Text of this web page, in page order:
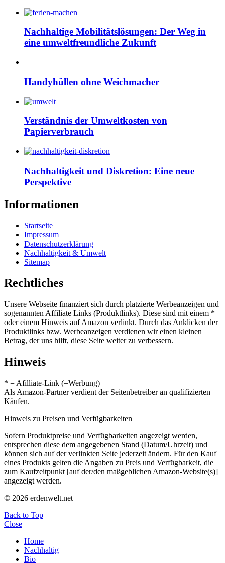
Nachhaltige Mobilitätslösungen: Der Weg in
eine umweltfreundliche Zukunft
Handyhüllen ohne Weichmacher
Verständnis der Umweltkosten von
Papierverbrauch
Nachhaltigkeit und Diskretion: Eine neue
Perspektive
Informationen
Startseite
Impressum
Datenschutzerklärung
Nachhaltigkeit & Umwelt
Sitemap
Rechtliches
Unsere Webseite finanziert sich durch platzierte Werbeanzeigen und
sogenannten Affiliate Links (Produktlinks). Diese sind mit einem *
oder einem Hinweis auf Amazon verlinkt. Durch das Anklicken der
Produktlinks bzw. Werbeanzeigen verdienen wir einen kleinen
Betrag, der uns hilft, diese Seite weiter zu verbessern.
Hinweis
* = Afilliate-Link (=Werbung)
Als Amazon-Partner verdient der Seitenbetreiber an qualifizierten
Käufen.
Hinweis zu Preisen und Verfügbarkeiten
Sofern Produktpreise und Verfügbarkeiten angezeigt werden,
entsprechen diese dem angegebenen Stand (Datum/Uhrzeit) und
können sich auf der verlinkten Seite jederzeit ändern. Für den Kauf
eines Produkts gelten die Angaben zu Preis und Verfügbarkeit, die
zum Kaufzeitpunkt [auf der/den maßgeblichen Amazon-Website(s)]
angezeigt werden.
© 2026 erdenwelt.net
Back to Top
Close
Home
Nachhaltig
Bio